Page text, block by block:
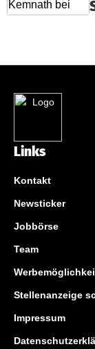
Links
Kontakt
Newsticker
Jobbörse
Team
Stellenanzeige
Impressum